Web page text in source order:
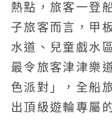
熱點，旅客一登
子旅客而言，甲
水道、兒童戲水
最令旅客津津樂
色派對」，全船
出頂級遊輪專屬